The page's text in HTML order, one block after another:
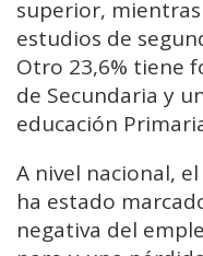
superior,
estudios de
Otro 23,6% tiene
de Secundaria y
educación
A nivel nacional,
ha estado
negativa del